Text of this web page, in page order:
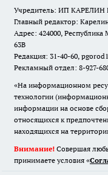
Учредитель: ИП
Главный редактор:
Адрес: 424000,
63В
Редакция: 31-40-60,
Рекламный отдел: 8-927-
«На информационном
технологии
информации на основе
относящихся к
находящихся на
Внимание! Совершая
принимаете условия «